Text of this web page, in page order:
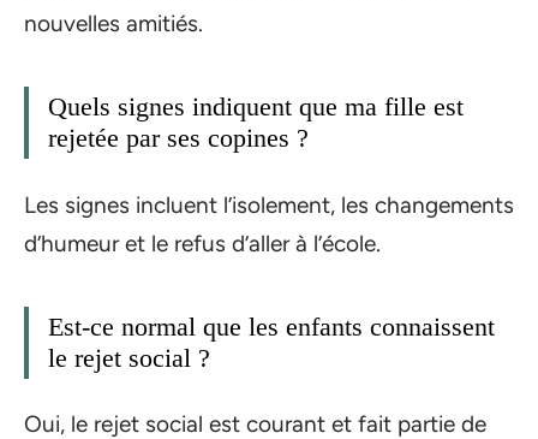
nouvelles amitiés.
Quels signes indiquent que ma fille est
rejetée par ses copines ?
Les signes incluent l’isolement, les changements
d’humeur et le refus d’aller à l’école.
Est-ce normal que les enfants connaissent
le rejet social ?
Oui, le rejet social est courant et fait partie de